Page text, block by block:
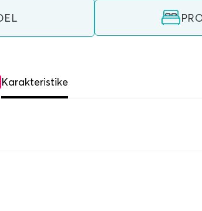
Karakteristike